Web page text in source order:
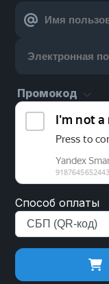
Промокод
Способ оплаты